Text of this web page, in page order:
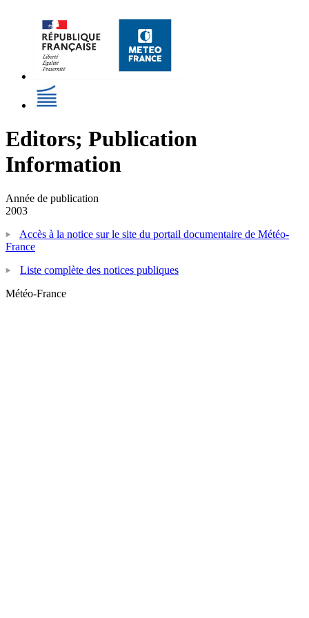
Editors; Publication
Information
Année de publication
2003
Accès à la notice sur le site du portail documentaire de Météo-
France
Liste complète des notices publiques
Météo-France